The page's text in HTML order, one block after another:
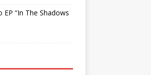
EP “In The Shadows